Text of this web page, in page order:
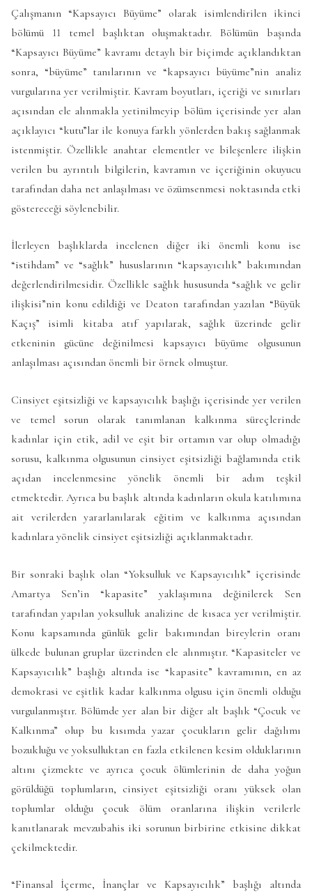
Çalışmanın “Kapsayıcı Büyüme” olarak isimlendirilen ikinci
bölümü 11 temel başlıktan oluşmaktadır. Bölümün başında
“Kapsayıcı Büyüme” kavramı detaylı bir biçimde açıklandıktan
sonra, “büyüme” tanılarının ve “kapsayıcı büyüme”nin analiz
vurgularına yer verilmiştir. Kavram boyutları, içeriği ve sınırları
açısından ele alınmakla yetinilmeyip bölüm içerisinde yer alan
açıklayıcı “kutu”lar ile konuya farklı yönlerden bakış sağlanmak
istenmiştir. Özellikle anahtar elementler ve bileşenlere ilişkin
verilen bu ayrıntılı bilgilerin, kavramın ve içeriğinin okuyucu
tarafından daha net anlaşılması ve özümsenmesi noktasında etki
göstereceği söylenebilir.
İlerleyen başlıklarda incelenen diğer iki önemli konu ise
“istihdam” ve “sağlık” hususlarının “kapsayıcılık” bakımından
değerlendirilmesidir. Özellikle sağlık hususunda “sağlık ve gelir
ilişkisi”nin konu edildiği ve Deaton tarafından yazılan “Büyük
Kaçış” isimli kitaba atıf yapılarak, sağlık üzerinde gelir
etkeninin gücüne değinilmesi kapsayıcı büyüme olgusunun
anlaşılması açısından önemli bir örnek olmuştur.
Cinsiyet eşitsizliği ve kapsayıcılık başlığı içerisinde yer verilen
ve temel sorun olarak tanımlanan kalkınma süreçlerinde
kadınlar için etik, adil ve eşit bir ortamın var olup olmadığı
sorusu, kalkınma olgusunun cinsiyet eşitsizliği bağlamında etik
açıdan incelenmesine yönelik önemli bir adım teşkil
etmektedir. Ayrıca bu başlık altında kadınların okula katılımına
ait verilerden yararlanılarak eğitim ve kalkınma açısından
kadınlara yönelik cinsiyet eşitsizliği açıklanmaktadır.
Bir sonraki başlık olan “Yoksulluk ve Kapsayıcılık” içerisinde
Amartya Sen’in “kapasite” yaklaşımına değinilerek Sen
tarafından yapılan yoksulluk analizine de kısaca yer verilmiştir.
Konu kapsamında günlük gelir bakımından bireylerin oranı
ülkede bulunan gruplar üzerinden ele alınmıştır. “Kapasiteler ve
Kapsayıcılık” başlığı altında ise “kapasite” kavramının, en az
demokrasi ve eşitlik kadar kalkınma olgusu için önemli olduğu
vurgulanmıştır. Bölümde yer alan bir diğer alt başlık “Çocuk ve
Kalkınma” olup bu kısımda yazar çocukların gelir dağılımı
bozukluğu ve yoksulluktan en fazla etkilenen kesim olduklarının
altını çizmekte ve ayrıca çocuk ölümlerinin de daha yoğun
görüldüğü toplumların, cinsiyet eşitsizliği oranı yüksek olan
toplumlar olduğu çocuk ölüm oranlarına ilişkin verilerle
kanıtlanarak mevzubahis iki sorunun birbirine etkisine dikkat
çekilmektedir.
“Finansal İçerme, İnançlar ve Kapsayıcılık” başlığı altında